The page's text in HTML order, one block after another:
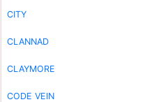
CITY
CLANNAD
CLAYMORE
CODE VEIN